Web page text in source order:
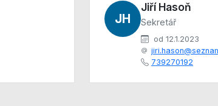
JH
Jiří Hasoň
Sekretář
od 12.1.2023
739270192